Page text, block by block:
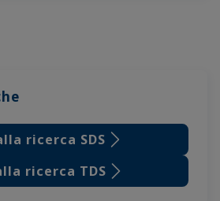
ricerca SDS
ricerca TDS